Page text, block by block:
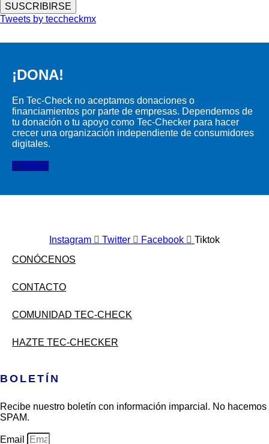
SUSCRIBIRSE
Tweets by teccheckmx
¡DONA!​
En Tec-Check no aceptamos donaciones o
financiamientos por parte de empresas. Dependemos de
tu donación o tu apoyo como Tec-Checker para hacer
crecer una organización independiente de consumidores
digitales.​
DONA
Instagram Twitter Facebook
Tiktok
CONÓCENOS
CONTACTO
COMUNIDAD TEC-CHECK
HAZTE TEC-CHECKER
BOLETÍN
Recibe nuestro boletín con información imparcial. No hacemos
SPAM.
Email